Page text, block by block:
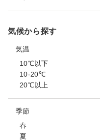
気候から探す
気温
10℃以下
10-20℃
20℃以上
季節
春
夏